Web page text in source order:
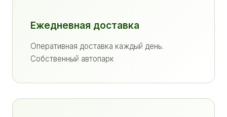
Ежедневная доставка
Оперативная доставка каждый день.
Собственный автопарк